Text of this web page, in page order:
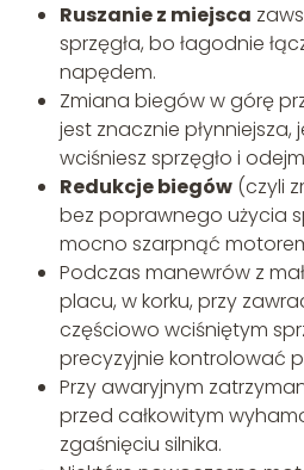
Ruszanie z miejsca
sprzęgła, bo łagodnie
napędem.
Zmiana biegów w górę
jest znacznie płynniejsza,
wciśniesz sprzęgło i
Redukcje biegów(czyli
bez poprawnego użycia
mocno szarpnąć
Podczas manewrów z
placu, w korku, przy
częściowo wciśniętym
precyzyjnie kontrolować
Przy awaryjnym
przed całkowitym
zgaśnięciu silnika.